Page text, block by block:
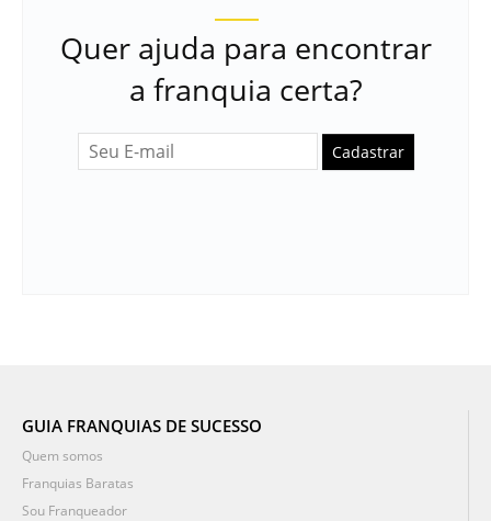
Quer ajuda para encontrar
a franquia certa?
Cadastrar
GUIA FRANQUIAS DE SUCESSO
Quem somos
Franquias Baratas
Sou Franqueador